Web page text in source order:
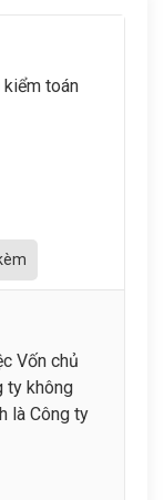
kiểm toán
Vốn chủ
ty không
là Công ty